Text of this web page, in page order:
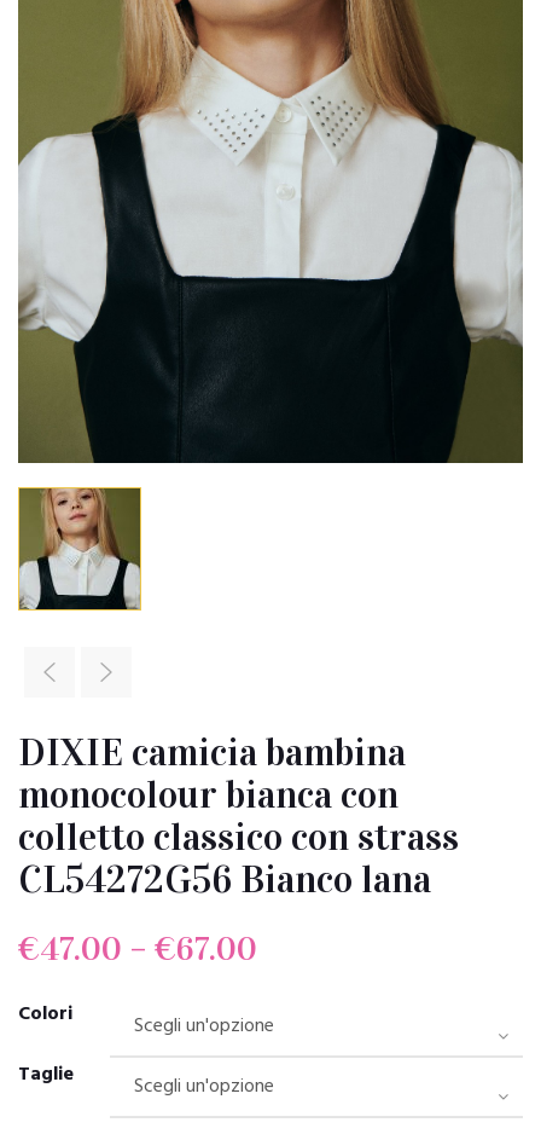
DIXIE camicia bambina
monocolour bianca con
colletto classico con strass
CL54272G56 Bianco lana
€47.00 – €67.00
Colori
Taglie